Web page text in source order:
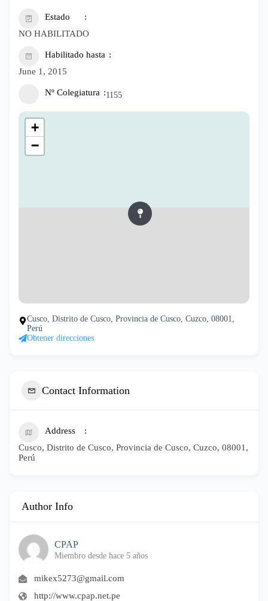
Estado
NO HABILITADO
Habilitado hasta
June 1, 2015
Nº Colegiatura 1155
+
−
Cusco, Distrito de Cusco, Provincia de Cusco, Cuzco, 08001,
Perú
Obtener direcciones
Contact Information
Address
Cusco, Distrito de Cusco, Provincia de Cusco, Cuzco, 08001,
Perú
Author Info
CPAP
Miembro desde hace 5 años
mikex5273@gmail.com
http://www.cpap.net.pe